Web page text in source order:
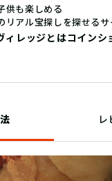
供も楽しめる
リアル宝探しを探せるサ
ィレッジとはコインシ
レ